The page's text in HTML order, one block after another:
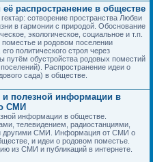
распространение в обществе
сотворение пространства Любви
в гармонии с природой. Обоснование
экологическое, социальное и т.п.
и родовом поселении
политического строя через
путём обустройства родовых поместий
Распространение идеи о
сада) в обществе.
и полезной информации в
СМИ
информации в обществе.
телевидением, радиостанциями,
другими СМИ. Информация от СМИ о
и идеи о родовом поместье.
из СМИ и публикаций в интернете.